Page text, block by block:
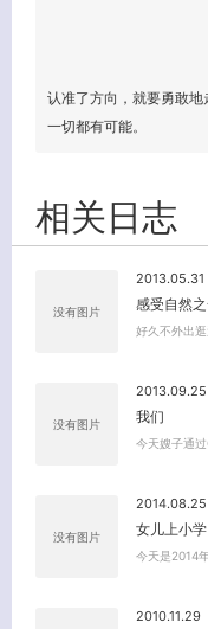
认准了方向，就要勇敢地
一切都有可能。
相关日志
没有图片
2013.05.31
感受自然
好久不外出
没有图片
2013.09.25
我们
今天嫂子通
没有图片
2014.08.25
女儿上小学
今天是2014
2010.11.29